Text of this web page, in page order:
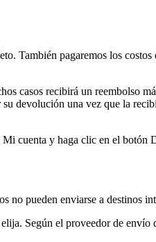
También pagaremos los
casos recibirá un reembolso
devolución una vez que la
cuenta y haga clic en el
no pueden enviarse a destinos
Según el proveedor de envío